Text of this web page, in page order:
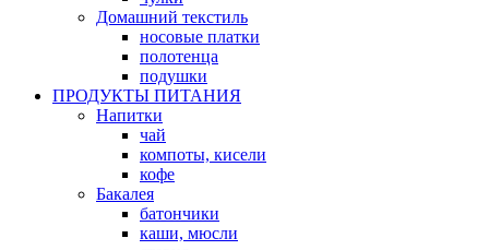
Домашний текстиль
носовые платки
полотенца
подушки
ПРОДУКТЫ ПИТАНИЯ
Напитки
чай
компоты, кисели
кофе
Бакалея
батончики
каши, мюсли